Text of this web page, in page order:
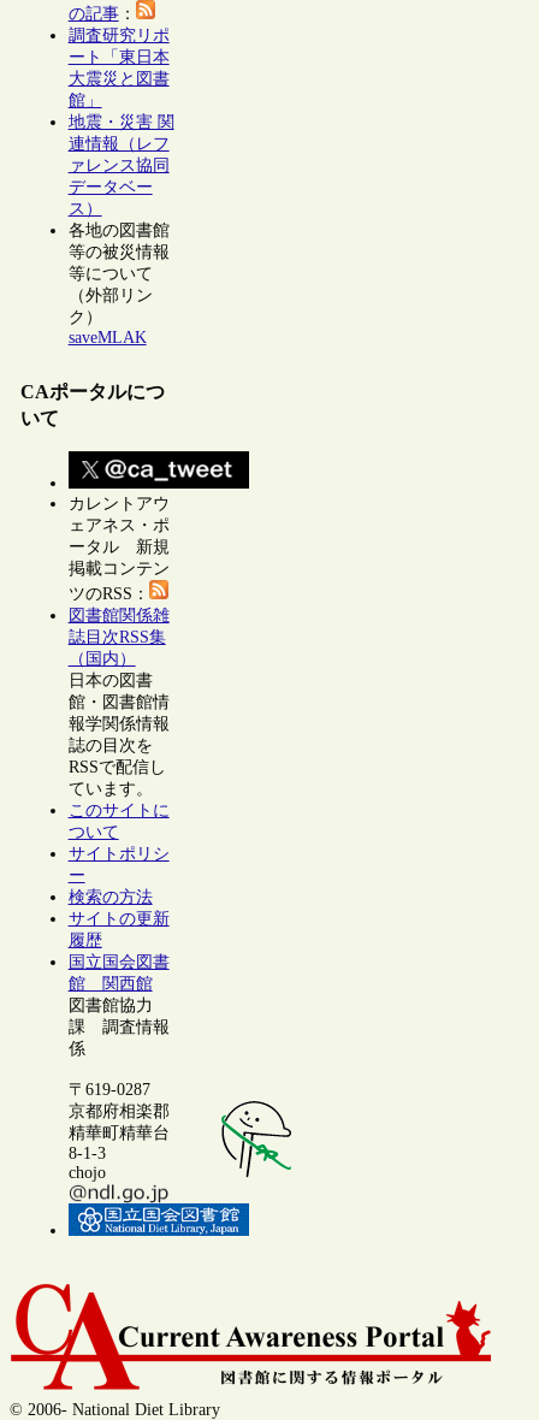
の記事：
調査研究リポ
ート「東日本
大震災と図書
館」
地震・災害 関
連情報（レフ
ァレンス協同
データベー
ス）
各地の図書館
等の被災情報
等について
（外部リン
ク）
saveMLAK
CAポータルにつ
いて
カレントアウ
ェアネス・ポ
ータル 新規
掲載コンテン
ツのRSS：
図書館関係雑
誌目次RSS集
（国内）
日本の図書
館・図書館情
報学関係情報
誌の目次を
RSSで配信し
ています。
このサイトに
ついて
サイトポリシ
ー
検索の方法
サイトの更新
履歴
国立国会図書
館 関西館
図書館協力
課 調査情報
係
〒619-0287
京都府相楽郡
精華町精華台
8-1-3
chojo
© 2006- National Diet Library